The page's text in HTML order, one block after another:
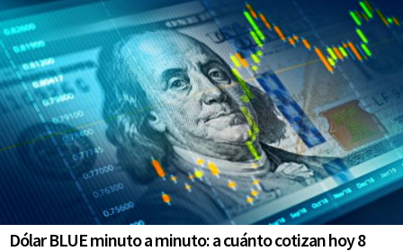
Dólar BLUE minuto a minuto: a cuánto cotizan hoy 8